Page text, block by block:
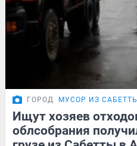
ГОРОД МУСОР ИЗ САБЕТТЫ
Ищут хозяев
облсобрания